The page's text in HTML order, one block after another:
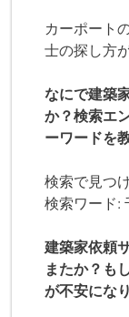
カーポート
士の探し方
なにで建築
か？検索エ
ーワードを
検索で見つ
検索ワード
建築家依頼
またか？も
が不安にな